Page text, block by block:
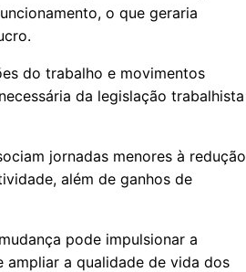
o que geraria
do trabalho e movimentos
da legislação trabalhista
jornadas menores à redução
além de ganhos de
pode impulsionar a
a qualidade de vida dos